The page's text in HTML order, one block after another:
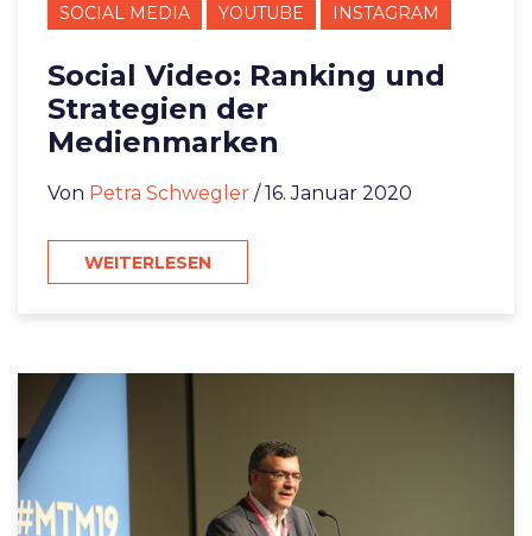
SOCIAL MEDIA
YOUTUBE INSTAGRAM
Social Video: Ranking und
Strategien der
Medienmarken
Von Petra Schwegler / 16. Januar 2020
WEITERLESEN